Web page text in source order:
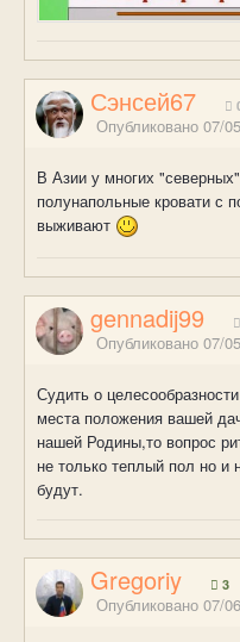
Сэнсей67
Опубликовано 07/
В Азии у многих
полунапольные кровати с
выживают
gennadij99
Опубликовано 07/
Судить о
места положения вашей
нашей Родины,то вопрос
не только теплый пол но и
будут.
Gregoriy 3
Опубликовано 07/